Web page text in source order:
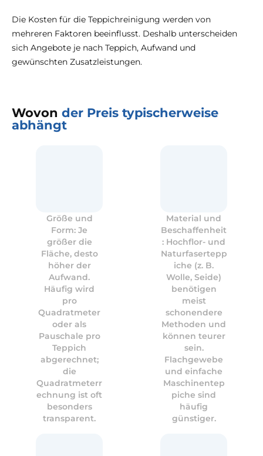
Die Kosten für die Teppichreinigung werden von
mehreren Faktoren beeinflusst. Deshalb unterscheiden
sich Angebote je nach Teppich, Aufwand und
gewünschten Zusatzleistungen.
Wovon der Preis typischerweise
abhängt
Größe und
Form: Je
größer die
Fläche, desto
höher der
Aufwand.
Häufig wird
pro
Quadratmeter
oder als
Pauschale pro
Teppich
abgerechnet;
die
Quadratmeterr
echnung ist oft
besonders
transparent.
Material und
Beschaffenheit
: Hochflor- und
Naturfasertepp
iche (z. B.
Wolle, Seide)
benötigen
meist
schonendere
Methoden und
können teurer
sein.
Flachgewebe
und einfache
Maschinentep
piche sind
häufig
günstiger.